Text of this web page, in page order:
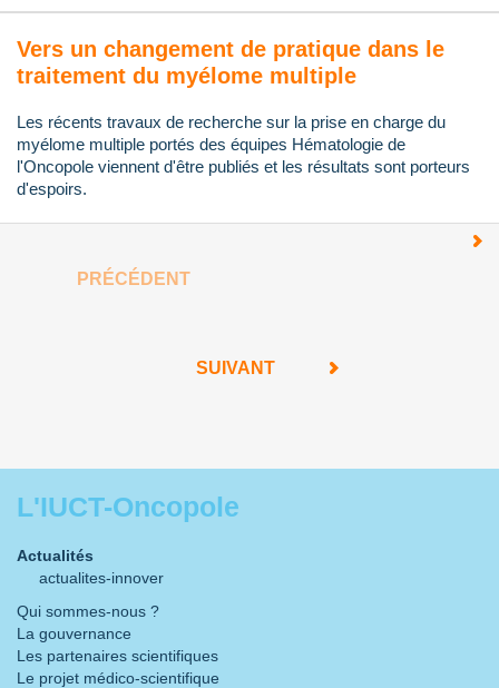
Vers un changement de pratique dans le
traitement du myélome multiple
Les récents travaux de recherche sur la prise en charge du
myélome multiple portés des équipes Hématologie de
l'Oncopole viennent d'être publiés et les résultats sont porteurs
d'espoirs.
PRÉCÉDENT
SUIVANT
L'IUCT-Oncopole
Actualités
actualites-innover
Qui sommes-nous ?
La gouvernance
Les partenaires scientifiques
Le projet médico-scientifique